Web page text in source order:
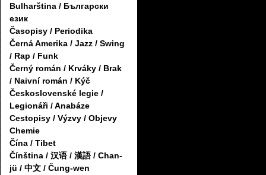
Bulharština / Български
език
Časopisy / Periodika
Černá Amerika / Jazz / Swing
/ Rap / Funk
Černý román / Krváky / Brak
/ Naivní román / Kýč
Československé legie /
Legionáři / Anabáze
Cestopisy / Výzvy / Objevy
Chemie
Čína / Tibet
Čínština / 汉语 / 漢語 / Chan-
jü / 中文 / Čung-wen